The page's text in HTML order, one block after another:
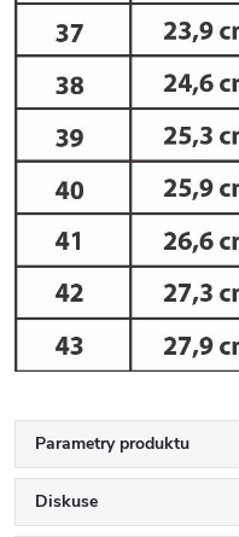
Parametry produktu
Diskuse